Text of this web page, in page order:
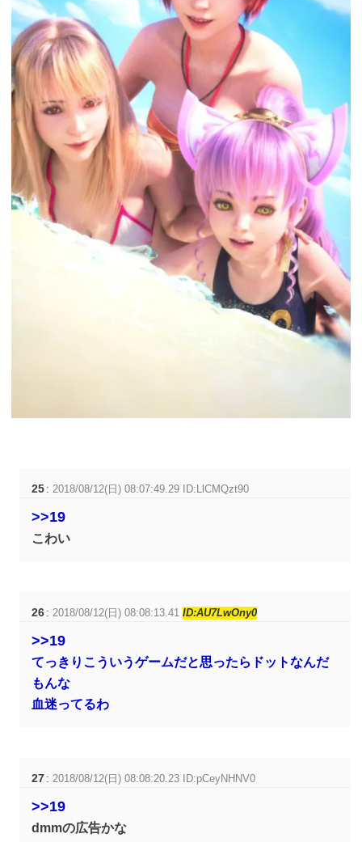
25 : 2018/08/12(日) 08:07:49.29 ID:LlCMQzt90
>>19
こわい
26 : 2018/08/12(日) 08:08:13.41ID:AU7LwOny0
>>19
てっきりこういうゲームだと思ったらドットなんだ
もんな
血迷ってるわ
27 : 2018/08/12(日) 08:08:20.23 ID:pCeyNHNV0
>>19
dmmの広告かな